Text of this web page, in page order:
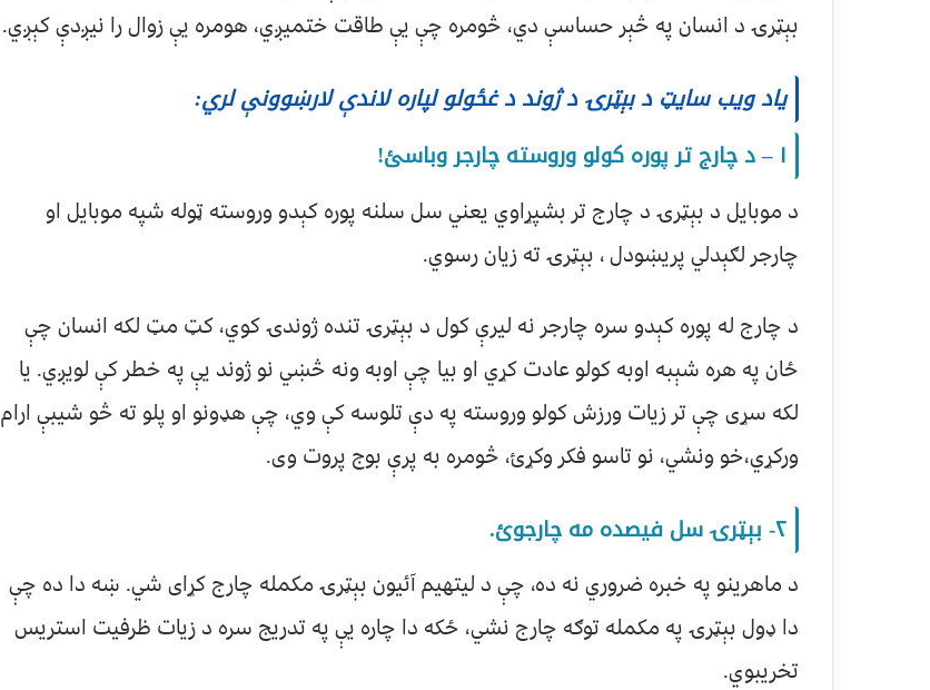
بېټرۍ د انسان په څېر حساسې دي، څومره چې يې طاقت ختمیږي، هومره یې زوال را نیږدې کېږي.
یاد ویب سایټ د بېټرۍ د ژوند د غځولو لپاره لاندې لارښوونې لري:
۱ – د چارج تر پوره کولو وروسته چارجر وباسئ!
د موبایل د بېټرۍ د چارج تر بشپړاوي یعني سل سلنه پوره کېدو وروسته ټوله شپه موبایل او
چارجر لګېدلي پریښودل ، بېټرۍ ته زیان رسوي.
د چارج له پوره کېدو سره چارجر نه لیرې کول د بېټرۍ تنده ژوندۍ کوي، کټ مټ لکه انسان چې
ځان په هره شېبه اوبه کولو عادت کړي او بیا چې اوبه ونه څښي نو ژوند يې په خطر کې لویږي. یا
لکه سړی چې تر زیات ورزش کولو وروسته په دې تلوسه کې وي، چې هډونو او پلو ته څو شیبې ارام
ورکړي،خو ونشي، نو تاسو فکر وکړئ، څومره به پرې بوج پروت وی.
۲- بېټرۍ سل فیصده مه چارجوئ.
د ماهرینو په خبره ضروري نه ده، چې د لیتهیم آئیون بېټرۍ مکمله چارج کړای شي. ښه دا ده چې
دا ډول بېټرۍ په مکمله توګه چارج نشي، ځکه دا چاره یې په تدریج سره د زیات ظرفیت استریس
تخریبوي.